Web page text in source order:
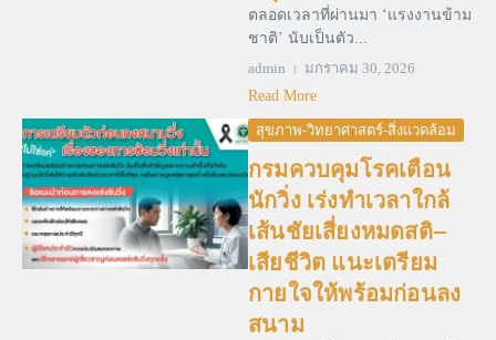
ตลอดเวลาที่ผ่านมา ‘แรงงานข้าม
ชาติ’ นับเป็นตัว...
admin
มกราคม 30, 2026
Read More
สุขภาพ-วิทยาศาสตร์-สิ่งแวดล้อม
กรมควบคุมโรคเตือน
นักวิ่ง เร่งทำเวลาใกล้
เส้นชัยเสี่ยงหมดสติ–
เสียชีวิต แนะเตรียม
กายใจให้พร้อมก่อนลง
สนาม